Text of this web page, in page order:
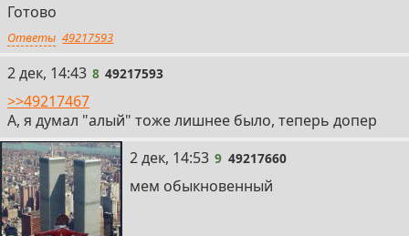
Готово
Ответы 49217593
8
2 дек, 14:43 8 49217593
>>49217467
А, я думал "алый" тоже лишнее было, теперь допер
9
2 дек, 14:53 9 49217660
мем обыкновенный